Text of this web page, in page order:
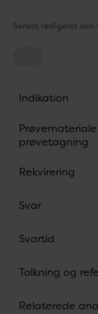
Senest redigeret
Indikation
prøvetagning
Rekvirering
Svar
Svartid
Tolkning og
Relaterede